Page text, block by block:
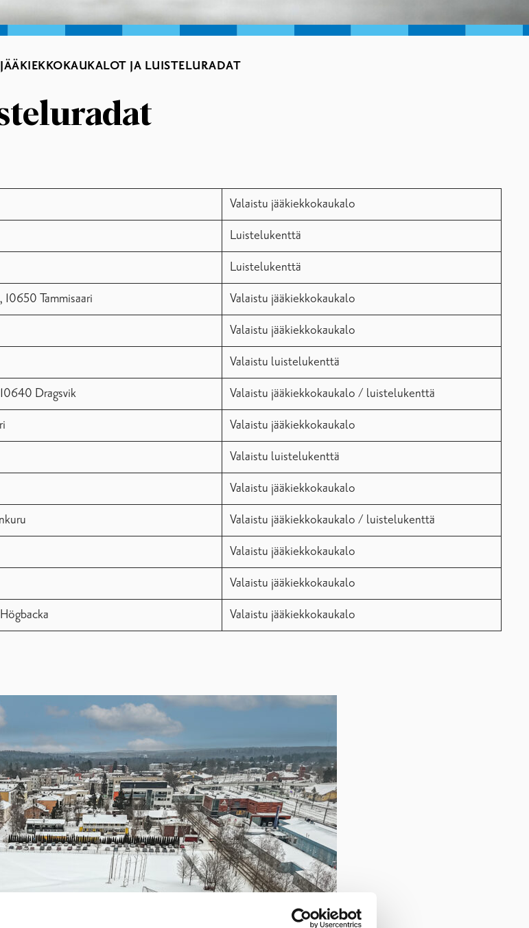
JÄÄKIEKKOKAUKALOT JA LUISTELURADAT
Valaistu jääkiekkokaukalo
Luistelukenttä
Luistelukenttä
Tammisaari Valaistu jääkiekkokaukalo
Valaistu jääkiekkokaukalo
Valaistu luistelukenttä
Dragsvik Valaistu jääkiekkokaukalo / luistelukenttä
Valaistu jääkiekkokaukalo
Valaistu luistelukenttä
Valaistu jääkiekkokaukalo
Valaistu jääkiekkokaukalo / luistelukenttä
Valaistu jääkiekkokaukalo
Valaistu jääkiekkokaukalo
Valaistu jääkiekkokaukalo